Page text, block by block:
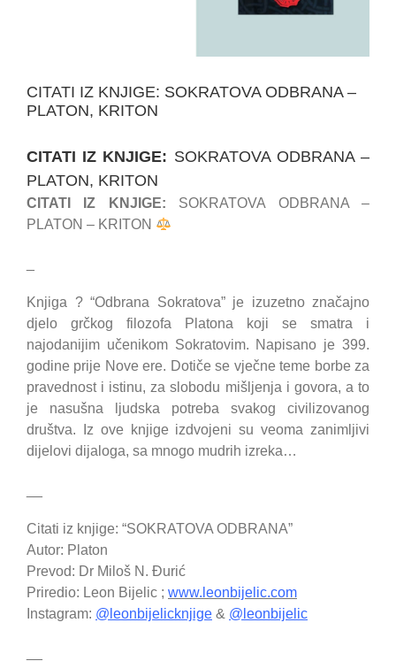
CITATI IZ KNJIGE: SOKRATOVA ODBRANA –
PLATON, KRITON
CITATI IZ KNJIGE: SOKRATOVA ODBRANA –
PLATON, KRITON
CITATI IZ KNJIGE: SOKRATOVA ODBRANA –
PLATON – KRITON
Knjiga ?“Odbrana Sokratova” je izuzetno značajno
djelo grčkog filozofa Platona koji se smatra i
najodanijim učenikom Sokratovim. Napisano je 399.
godine prije Nove ere. Dotiče se vječne teme borbe za
pravednost i istinu, za slobodu mišljenja i govora, a to
je nasušna ljudska potreba svakog civilizovanog
društva. Iz ove knjige izdvojeni su veoma zanimljivi
dijelovi dijaloga, sa mnogo mudrih izreka…
Citati iz knjige: “SOKRATOVA ODBRANA”
Autor: Platon
Prevod: Dr Miloš N. Đurić
Priredio: Leon Bijelic ; www.leonbijelic.com
Instagram: @leonbijelicknjige & @leonbijelic